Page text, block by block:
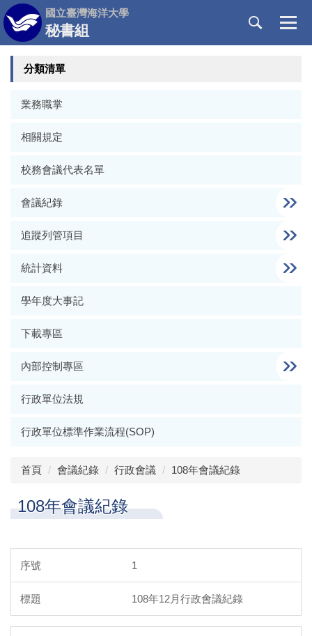
跳
到
主
要
國立臺灣海洋大學
秘書組
分類清單
業務職掌
相關規定
校務會議代表名單
會議紀錄
追蹤列管項目
統計資料
學年度大事記
下載專區
內部控制專區
行政單位法規
行政單位標準作業流程(SOP)
首頁 會議紀錄 行政會議 108年會議紀錄
108年會議紀錄
1
108年12月行政會議紀錄